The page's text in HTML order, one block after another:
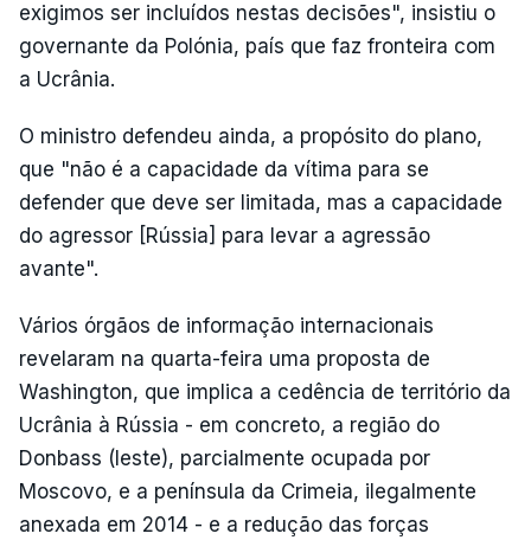
exigimos ser incluídos nestas decisões", insistiu o
governante da Polónia, país que faz fronteira com
a Ucrânia.
O ministro defendeu ainda, a propósito do plano,
que "não é a capacidade da vítima para se
defender que deve ser limitada, mas a capacidade
do agressor [Rússia] para levar a agressão
avante".
Vários órgãos de informação internacionais
revelaram na quarta-feira uma proposta de
Washington, que implica a cedência de território da
Ucrânia à Rússia - em concreto, a região do
Donbass (leste), parcialmente ocupada por
Moscovo, e a península da Crimeia, ilegalmente
anexada em 2014 - e a redução das forças